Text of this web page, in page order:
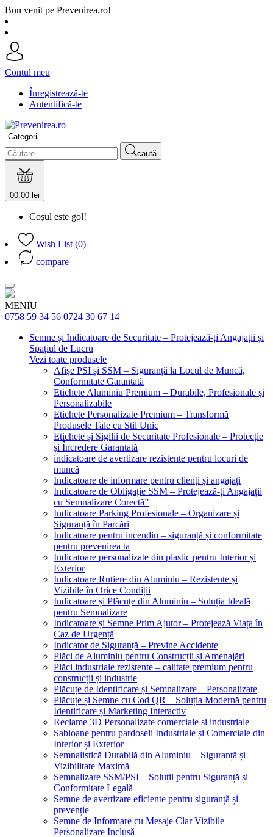
Bun venit pe Prevenirea.ro!
Contul meu
Înregistrează-te
Autentifică-te
caută
00.00 lei
Coșul este gol!
Wish List (0)
compare
MENIU
0758 59 34 56 0724 30 67 14
Semne și Indicatoare de Securitate – Protejează-ți Angajații și
Spațiul de Lucru
Vezi toate produsele
Afișe PSI și SSM – Siguranță la Locul de Muncă,
Conformitate Garantată
Etichete Aluminiu Premium – Durabile, Profesionale și
Personalizabile
Etichete Personalizate Premium – Transformă
Produsele Tale cu Stil Unic
Etichete și Sigilii de Securitate Profesionale – Protecție
și Încredere Garantată
indicatoare de avertizare rezistente pentru locuri de
muncă
Indicatoare de informare pentru clienți și angajați
Indicatoare de Obligație SSM – Protejează-ți Angajații
cu Semnalizare Corectă”
Indicatoare Parking Profesionale – Organizare și
Siguranță în Parcări
Indicatoare pentru incendiu – siguranță și conformitate
pentru prevenirea ta
Indicatoare personalizate din plastic pentru Interior și
Exterior
Indicatoare Rutiere din Aluminiu – Rezistente și
Vizibile în Orice Condiții
Indicatoare și Plăcuțe din Aluminiu – Soluția Ideală
pentru Semnalizare
Indicatoare și Semne Prim Ajutor – Protejează Viața în
Caz de Urgență
Indicator de Siguranță – Previne Accidente
Plăci de Aluminiu pentru Construcții și Amenajări
Plăci industriale rezistente – calitate premium pentru
construcții și industrie
Plăcuțe de Identificare și Semnalizare – Personalizate
Plăcuțe și Semne cu Cod QR – Soluția Modernă pentru
Identificare și Marketing Interactiv
Reclame 3D Personalizate comerciale si industriale
Sabloane pentru pardoseli Industriale și Comerciale din
Interior și Exterior
Semnalistică Durabilă din Aluminiu – Siguranță și
Vizibilitate Maximă
Semnalizare SSM/PSI – Soluții pentru Siguranță și
Conformitate Legală
Semne de avertizare eficiente pentru siguranță și
prevenție
Semne de Informare cu Mesaje Clar Vizibile –
Personalizare Inclusă